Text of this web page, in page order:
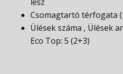
Csomagtartó térfogata
Ülések száma , Ülések
Eco Top: 5 (2+3)